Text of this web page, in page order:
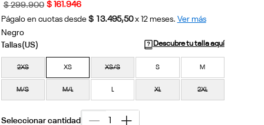
$ 299.900 $ 161 .946
Págalo en cuotas desde $ 13.495,50 x 12meses. Ver más
Negro
Descubre tu talla aquí
2XS XS XS/S S M
M/S M/L L XL 2XL